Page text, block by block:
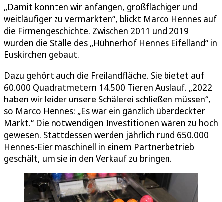
„Damit konnten wir anfangen, großflächiger und
weitläufiger zu vermarkten“, blickt Marco Hennes auf
die Firmengeschichte. Zwischen 2011 und 2019
wurden die Ställe des „Hühnerhof Hennes Eifelland“ in
Euskirchen gebaut.
Dazu gehört auch die Freilandfläche. Sie bietet auf
60.000 Quadratmetern 14.500 Tieren Auslauf. „2022
haben wir leider unsere Schälerei schließen müssen“,
so Marco Hennes: „Es war ein gänzlich überdeckter
Markt.“ Die notwendigen Investitionen wären zu hoch
gewesen. Stattdessen werden jährlich rund 650.000
Hennes-Eier maschinell in einem Partnerbetrieb
geschält, um sie in den Verkauf zu bringen.